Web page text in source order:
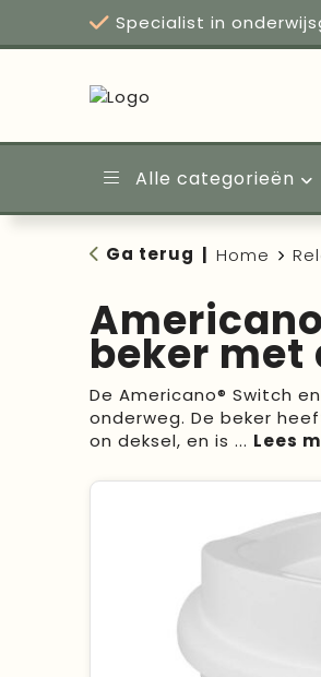
Specialist in
Alle categorieën
Ga terug Home
beker met
De Americano® Switch
onderweg. De beker
on deksel, en is ...